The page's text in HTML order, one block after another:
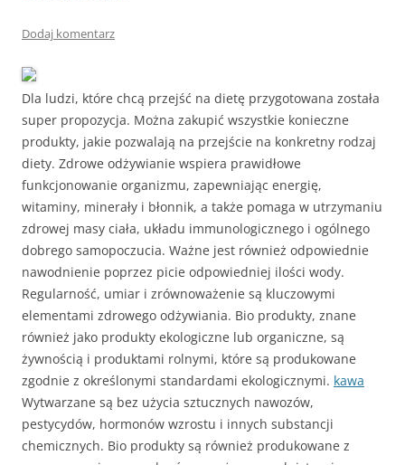
Dodaj komentarz
Dla ludzi, które chcą przejść na dietę przygotowana została
super propozycja. Można zakupić wszystkie konieczne
produkty, jakie pozwalają na przejście na konkretny rodzaj
diety. Zdrowe odżywianie wspiera prawidłowe
funkcjonowanie organizmu, zapewniając energię,
witaminy, minerały i błonnik, a także pomaga w utrzymaniu
zdrowej masy ciała, układu immunologicznego i ogólnego
dobrego samopoczucia. Ważne jest również odpowiednie
nawodnienie poprzez picie odpowiedniej ilości wody.
Regularność, umiar i zrównoważenie są kluczowymi
elementami zdrowego odżywiania. Bio produkty, znane
również jako produkty ekologiczne lub organiczne, są
żywnością i produktami rolnymi, które są produkowane
zgodnie z określonymi standardami ekologicznymi. kawa
Wytwarzane są bez użycia sztucznych nawozów,
pestycydów, hormonów wzrostu i innych substancji
chemicznych. Bio produkty są również produkowane z